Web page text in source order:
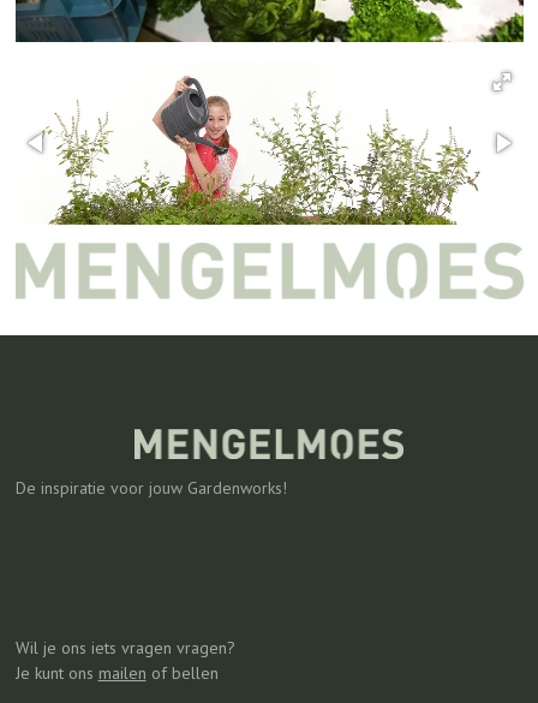
De inspiratie voor jouw Gardenworks!
Wil je ons iets vragen vragen?
Je kunt ons mailen of bellen